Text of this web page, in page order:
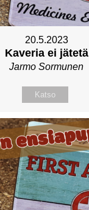
20.5.2023
Kaveria ei jätetä
Jarmo Sormunen
Katso